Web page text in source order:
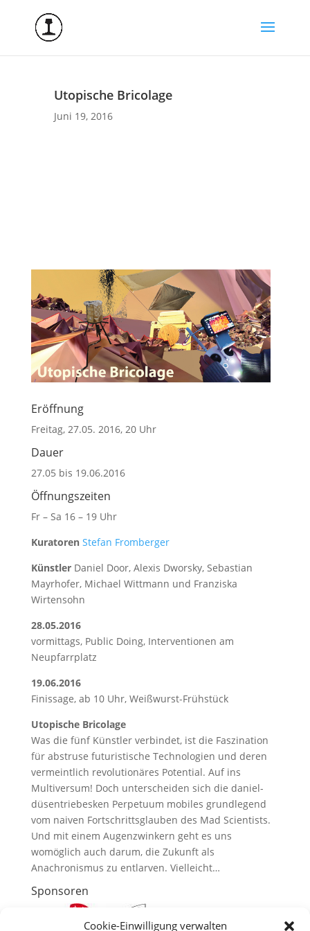
Cookie-Einwilligung verwalten
Utopische Bricolage
Juni 19, 2016
Eröffnung
Freitag, 27.05. 2016, 20 Uhr
Dauer
27.05 bis 19.06.2016
Öffnungszeiten
Fr – Sa 16 – 19 Uhr
Kuratoren Stefan Fromberger
Künstler Daniel Door, Alexis Dworsky, Sebastian
Mayrhofer, Michael Wittmann und Franziska
Wirtensohn
28.05.2016
vormittags, Public Doing, Interventionen am
Neupfarrplatz
19.06.2016
Finissage, ab 10 Uhr, Weißwurst-Frühstück
Utopische Bricolage
Was die fünf Künstler verbindet, ist die Faszination
für abstruse futuristische Technologien und deren
vermeintlich revolutionäres Potential. Auf ins
Multiversum! Doch unterscheiden sich die daniel-
düsentriebesken Perpetuum mobiles grundlegend
vom naiven Fortschrittsglauben des Mad Scientists.
Und mit einem Augenzwinkern geht es uns
womöglich auch darum, die Zukunft als
Anachronismus zu entlarven. Vielleicht…
Sponsoren